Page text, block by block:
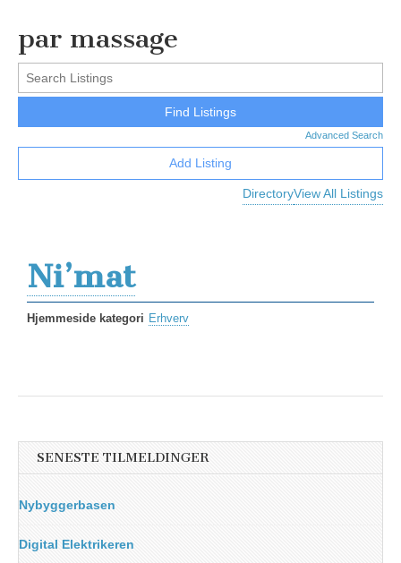
par massage
Advanced Search
DirectoryView All Listings
Add Listing
Ni’mat
Hjemmeside kategori Erhverv
SENESTE TILMELDINGER
Nybyggerbasen
Digital Elektrikeren